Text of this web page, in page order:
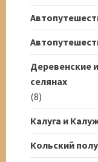
Деревенские
селянах
(8)
Калуга и
Кольский